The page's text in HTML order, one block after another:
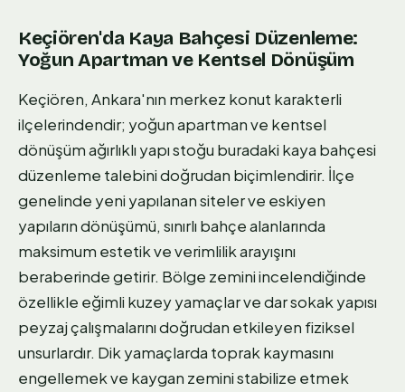
Keçiören'da Kaya Bahçesi Düzenleme:
Yoğun Apartman ve Kentsel Dönüşüm
Keçiören, Ankara'nın merkez konut karakterli
ilçelerindendir; yoğun apartman ve kentsel
dönüşüm ağırlıklı yapı stoğu buradaki kaya bahçesi
düzenleme talebini doğrudan biçimlendirir. İlçe
genelinde yeni yapılanan siteler ve eskiyen
yapıların dönüşümü, sınırlı bahçe alanlarında
maksimum estetik ve verimlilik arayışını
beraberinde getirir. Bölge zemini incelendiğinde
özellikle eğimli kuzey yamaçlar ve dar sokak yapısı
peyzaj çalışmalarını doğrudan etkileyen fiziksel
unsurlardır. Dik yamaçlarda toprak kaymasını
engellemek ve kaygan zemini stabilize etmek